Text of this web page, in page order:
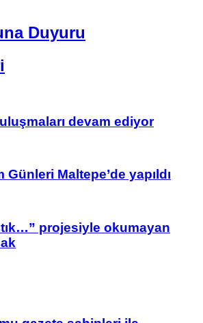
Duyuru
devam ediyor
Günleri Maltepe’de yapıldı
projesiyle okumayan